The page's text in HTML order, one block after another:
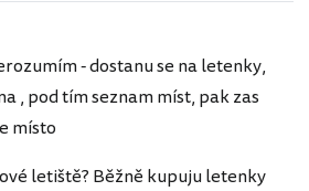
- dostanu se na letenky,
, pod tím seznam míst, pak zas
místo
letiště? Běžně kupuju letenky